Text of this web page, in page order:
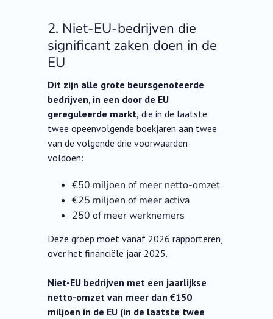
2. Niet-EU-bedrijven die
significant zaken doen in de
EU
Dit zijn alle grote beursgenoteerde
bedrijven, in een door de EU
gereguleerde markt, die in de laatste
twee opeenvolgende boekjaren aan twee
van de volgende drie voorwaarden
voldoen:
€50 miljoen of meer netto-omzet
€25 miljoen of meer activa
250 of meer werknemers
Deze groep moet vanaf 2026 rapporteren,
over het financiële jaar 2025.
Niet-EU bedrijven met een jaarlijkse
netto-omzet van meer dan €150
miljoen in de EU (in de laatste twee